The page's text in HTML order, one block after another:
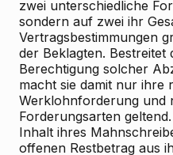
zwei unterschiedliche
sondern auf zwei ihr
Vertragsbestimmungen
der Beklagten. Bestreitet
Berechtigung solcher
macht sie damit nur ihre
Werklohnforderung und
Forderungsarten
Inhalt ihres
offenen Restbetrag aus